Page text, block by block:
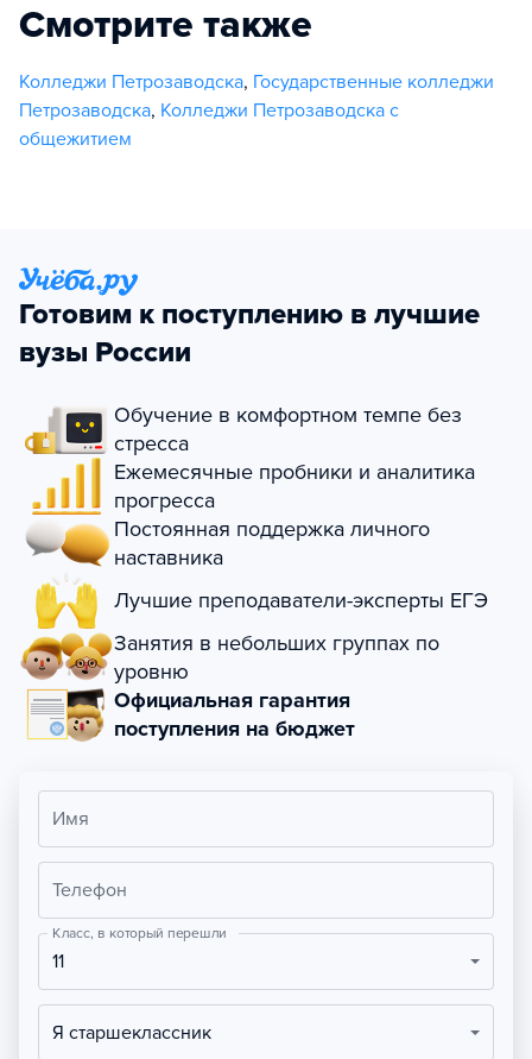
Смотрите также
Колледжи Петрозаводска, Государственные колледжи
Петрозаводска, Колледжи Петрозаводска с
общежитием
Готовим к поступлению в лучшие
вузы России
Обучение в комфортном темпе без
стресса
Ежемесячные пробники и аналитика
прогресса
Постоянная поддержка личного
наставника
Лучшие преподаватели-эксперты ЕГЭ
Занятия в небольших группах по
уровню
Официальная гарантия
поступления на бюджет
Имя
Телефон
Класс, в который перешли
11
Я старшеклассник